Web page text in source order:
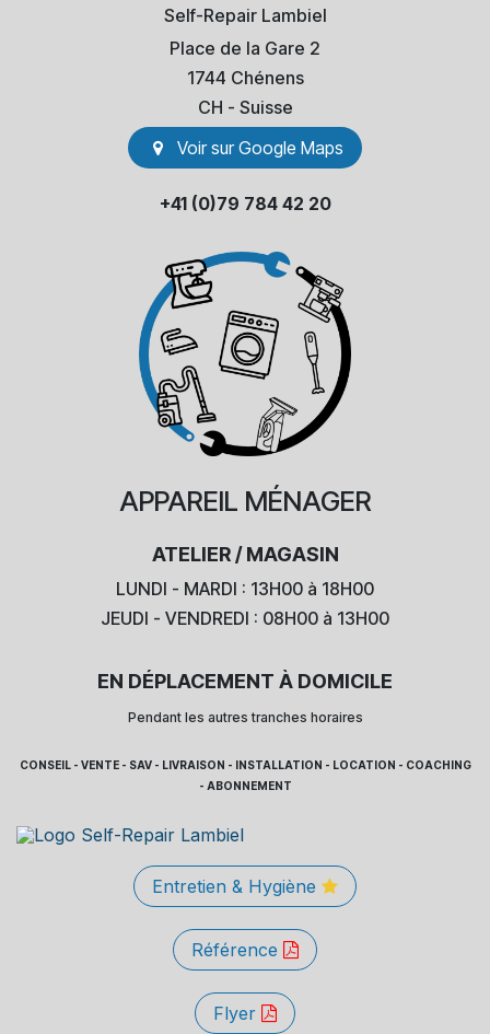
Self-Repair Lambiel
Place de la Gare 2
1744 Chénens
​CH - Suisse
Voir sur Go​​ogle Maps
+41 (0)79 784 42 20
APPAREIL MÉNAGER
ATELIER / MAGASIN
LUNDI - MARDI : 13H00 à 18H00
JEUDI - VENDREDI : 08H00 à 13H00
EN DÉPLACEMENT À DOMICILE
Pendant les autres tranches horaires
CONSEIL - VENTE - SAV - LIVRAISON - INSTALLATION - LOCATION - COACHING
- ABONNEMENT
Entretien & Hygiène
Référence
Flyer